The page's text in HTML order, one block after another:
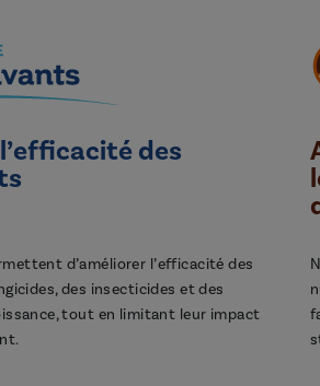
des
d’améliorer l’efficacité des
des insecticides et des
tout en limitant leur impact